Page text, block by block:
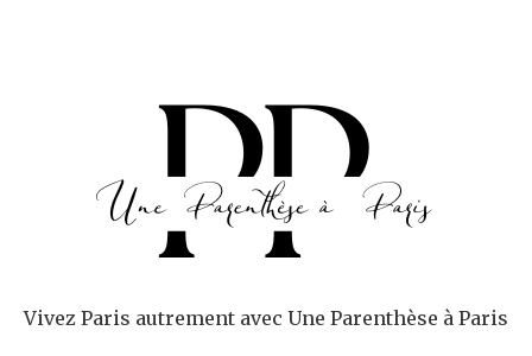
Vivez Paris autrement avec Une Parenthèse à Paris